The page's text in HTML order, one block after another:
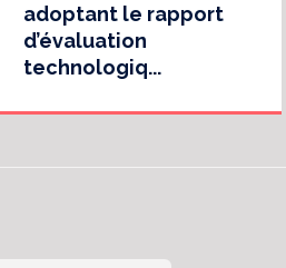
adoptant le rapport
d’évaluation
technologiq...